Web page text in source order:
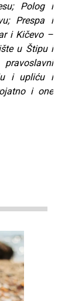
Polog i
Prespa i
i Kičevo –
u Štipu i
i upliću i
i one